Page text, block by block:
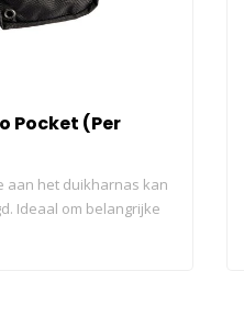
Pocket (Per
aan het duikharnas kan
Ideaal om belangrijke
ballistisch nylon